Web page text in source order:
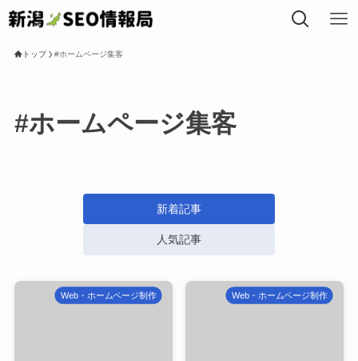
トップ #ホームページ集客
#ホームページ集客
新着記事
人気記事
Web・ホームページ制作 Web・ホームページ制作